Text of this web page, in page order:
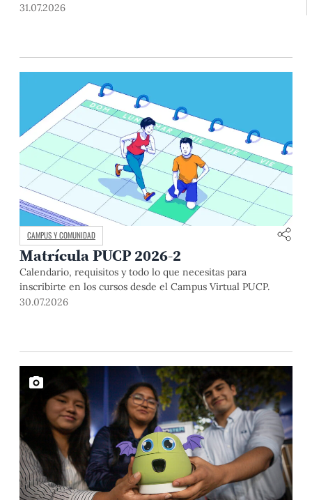
combina datos abiertos, mapas, sistemas de información
31.07.2026
CAMPUS Y COMUNIDAD
Matrícula PUCP 2026-2
Calendario, requisitos y todo lo que necesitas para
inscribirte en los cursos desde el Campus Virtual PUCP.
30.07.2026